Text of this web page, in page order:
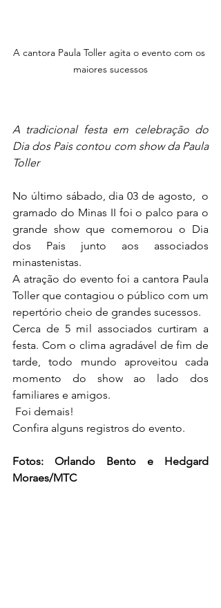
A cantora Paula Toller agita o evento com os
maiores sucessos
A tradicional festa em celebração do
Dia dos Pais contou com show da Paula
Toller
No último sábado, dia 03 de agosto,  o
gramado do Minas II foi o palco para o
grande show que comemorou o Dia
dos Pais junto aos associados
minastenistas.
A atração do evento foi a cantora Paula
Toller que contagiou o público com um
repertório cheio de grandes sucessos.
Cerca de 5 mil associados curtiram a
festa. Com o clima agradável de fim de
tarde, todo mundo aproveitou cada
momento do show ao lado dos
familiares e amigos.
Foi demais!
Confira alguns registros do evento.
Fotos: Orlando Bento e Hedgard
Moraes/MTC